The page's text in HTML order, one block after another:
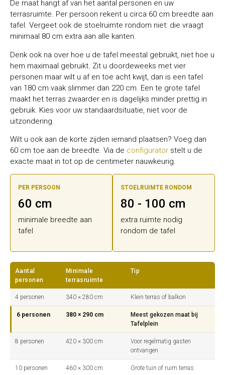
De maat hangt af van het aantal personen en uw
terrasruimte. Per persoon rekent u circa 60 cm breedte aan
tafel. Vergeet ook de stoelruimte rondom niet: die vraagt
minimaal 80 cm extra aan alle kanten.
Denk ook na over hoe u de tafel meestal gebruikt, niet hoe u
hem maximaal gebruikt. Zit u doordeweeks met vier
personen maar wilt u af en toe acht kwijt, dan is een tafel
van 180 cm vaak slimmer dan 220 cm. Een te grote tafel
maakt het terras zwaarder en is dagelijks minder prettig in
gebruik. Kies voor uw standaardsituatie, niet voor de
uitzondering.
Wilt u ook aan de korte zijden iemand plaatsen? Voeg dan
60 cm toe aan de breedte. Via de configurator stelt u de
exacte maat in tot op de centimeter nauwkeurig.
PER PERSOON
60 cm
minimale breedte aan
tafel
STOELRUIMTE RONDOM
80 - 100 cm
extra ruimte nodig
rondom de tafel
Aantal
personen
Minimale
terrasruimte
Tip
4 personen 340 × 280 cm Klein terras of balkon
6 personen 380 × 290 cm
Meest gekozen maat bij
Tafelplein
8 personen 420 × 300 cm
Voor regelmatig gasten
ontvangen
10 personen 460 × 300 cm Grote tuin of ruim terras